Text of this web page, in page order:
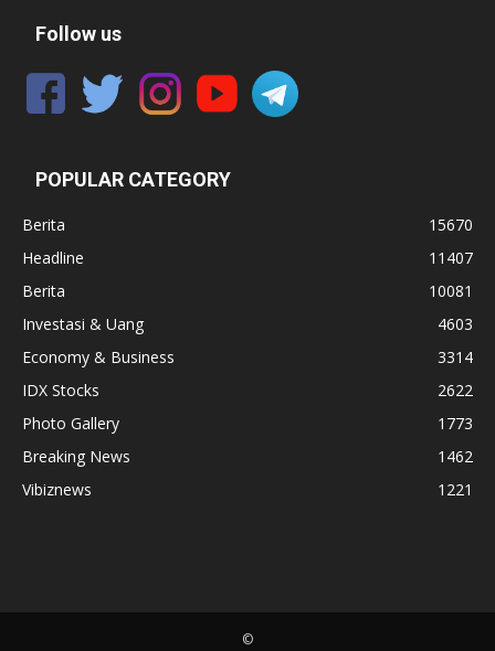
Follow us
POPULAR CATEGORY
Berita
15670
Headline
11407
Berita
10081
Investasi & Uang
4603
Economy & Business
3314
IDX Stocks
2622
Photo Gallery
1773
Breaking News
1462
Vibiznews
1221
©